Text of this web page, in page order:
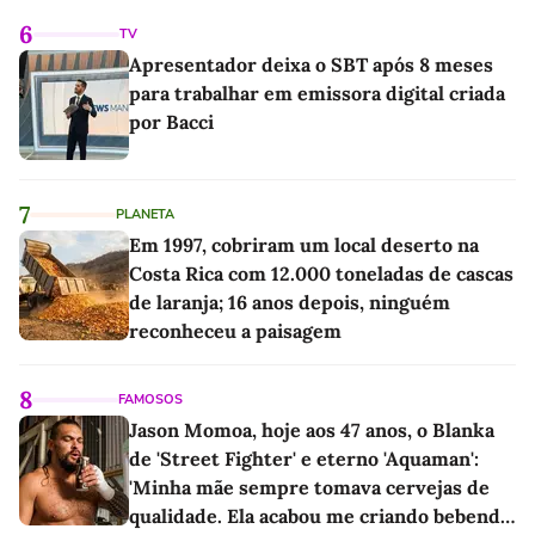
6 TV
Apresentador deixa o SBT após 8 meses
para trabalhar em emissora digital criada
por Bacci
7 PLANETA
Em 1997, cobriram um local deserto na
Costa Rica com 12.000 toneladas de cascas
de laranja; 16 anos depois, ninguém
reconheceu a paisagem
8 FAMOSOS
Jason Momoa, hoje aos 47 anos, o Blanka
de 'Street Fighter' e eterno 'Aquaman':
'Minha mãe sempre tomava cervejas de
qualidade. Ela acabou me criando bebendo